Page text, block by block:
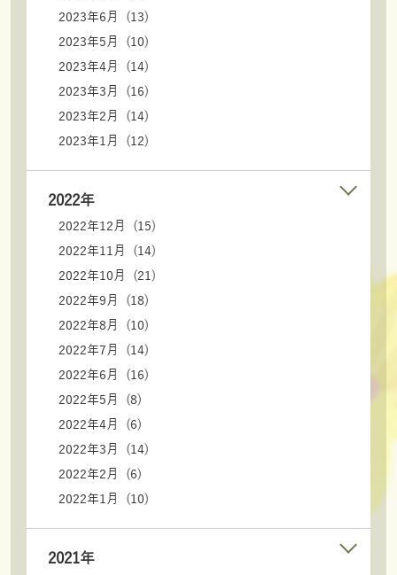
2023年6月 (13)
2023年5月 (10)
2023年4月 (14)
2023年3月 (16)
2023年2月 (14)
2023年1月 (12)
2022年
2022年12月 (15)
2022年11月 (14)
2022年10月 (21)
2022年9月 (18)
2022年8月 (10)
2022年7月 (14)
2022年6月 (16)
2022年5月 (8)
2022年4月 (6)
2022年3月 (14)
2022年2月 (6)
2022年1月 (10)
2021年